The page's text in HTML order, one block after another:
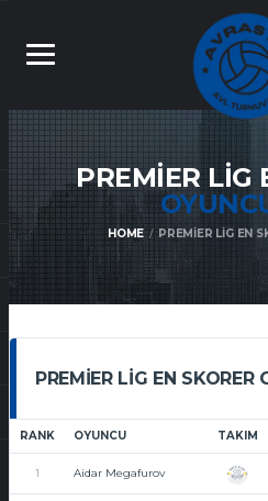
PREMIER LIG
HOME PREMIER LIG EN
PREMIER LIG EN SKORER
RANK OYUNCU TAKIM
1 Aidar Megafurov